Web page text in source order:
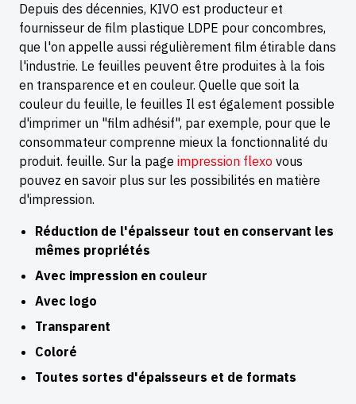
Depuis des décennies, KIVO est producteur et
fournisseur de film plastique LDPE pour concombres,
que l'on appelle aussi régulièrement film étirable dans
l'industrie. Le feuilles peuvent être produites à la fois
en transparence et en couleur. Quelle que soit la
couleur du feuille, le feuilles Il est également possible
d'imprimer un "film adhésif", par exemple, pour que le
consommateur comprenne mieux la fonctionnalité du
produit. feuille. Sur la page impression flexo vous
pouvez en savoir plus sur les possibilités en matière
d'impression.
Réduction de l'épaisseur tout en conservant les
mêmes propriétés
Avec impression en couleur
Avec logo
Transparent
Coloré
Toutes sortes d'épaisseurs et de formats